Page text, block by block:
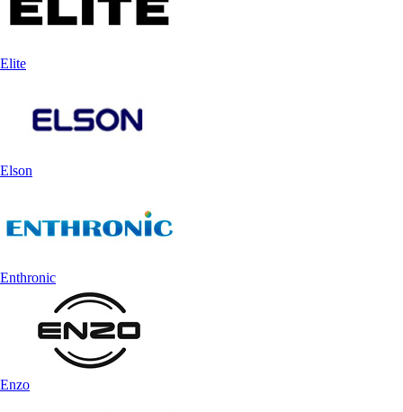
Elite
Elson
Enthronic
Enzo